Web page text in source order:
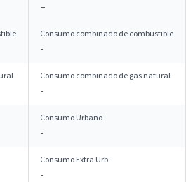
–
Consumo combinado de combustible
-
Consumo combinado de gas natural
-
Consumo Urbano
-
Consumo Extra Urb.
-